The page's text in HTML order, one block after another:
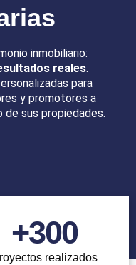
inmobiliario:
reales.
para
y promotores a
de sus propiedades.
realizados
+300